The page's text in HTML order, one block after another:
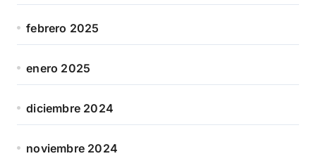
febrero 2025
enero 2025
diciembre 2024
noviembre 2024